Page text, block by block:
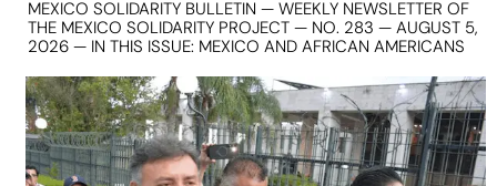
MEXICO SOLIDARITY BULLETIN — WEEKLY NEWSLETTER OF
THE MEXICO SOLIDARITY PROJECT — NO. 283 — AUGUST 5,
2026 — IN THIS ISSUE: MEXICO AND AFRICAN AMERICANS